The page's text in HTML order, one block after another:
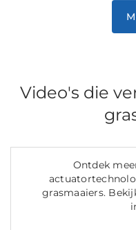
Video's die
Ontdek
grasmaaiers.